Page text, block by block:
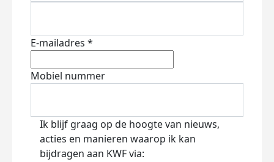
E-mailadres *
Mobiel nummer
Ik blijf graag op de hoogte van nieuws,
acties en manieren waarop ik kan
bijdragen aan KWF via: